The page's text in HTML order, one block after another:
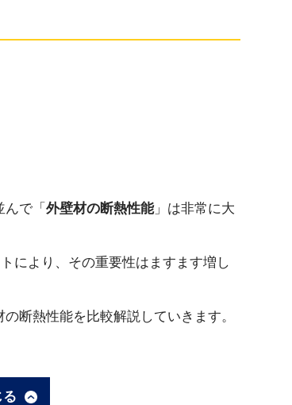
で「 外壁材の断熱性能」は非常に大
により、その重要性はますます増し
断熱性能を比較解説していきます。
る